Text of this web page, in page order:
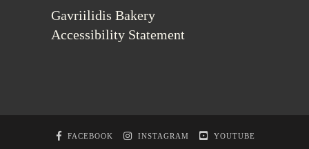
Gavriilidis Bakery
Accessibility Statement
FACEBOOK INSTAGRAM YOUTUBE